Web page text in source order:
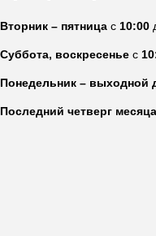
Вторник – пятница с 10:00
Суббота, воскресенье с
Понедельник – выходной
Последний четверг